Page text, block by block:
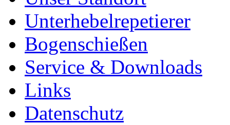
Unterhebelrepetierer
Bogenschießen
Service & Downloads
Links
Datenschutz